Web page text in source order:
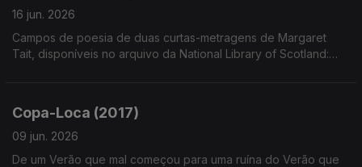
16 jun. 2026
Campos de poesia de duas curtas-metragens de Margaret
Tait, disponíveis no arquivo da National Library of Scotland:
Copa-Loca (2017)
09 jun. 2026
De um Verão que mal começou para uma ruína do Verão que